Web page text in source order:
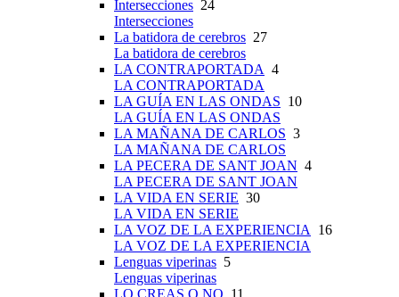
Intersecciones 24
Intersecciones
La batidora de cerebros 27
La batidora de cerebros
LA CONTRAPORTADA 4
LA CONTRAPORTADA
LA GUÍA EN LAS ONDAS 10
LA GUÍA EN LAS ONDAS
LA MAÑANA DE CARLOS 3
LA MAÑANA DE CARLOS
LA PECERA DE SANT JOAN 4
LA PECERA DE SANT JOAN
LA VIDA EN SERIE 30
LA VIDA EN SERIE
LA VOZ DE LA EXPERIENCIA 16
LA VOZ DE LA EXPERIENCIA
Lenguas viperinas 5
Lenguas viperinas